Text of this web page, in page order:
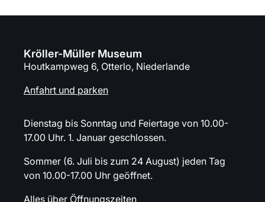
Kröller-Müller Museum
Houtkampweg 6, Otterlo, Niederlande
Anfahrt und parken
Dienstag bis Sonntag und Feiertage von 10.00-
17.00 Uhr. 1. Januar geschlossen.
Sommer (6. Juli bis zum 24 August) jeden Tag
von 10.00-17.00 Uhr geöffnet.
Alles über Öffnungszeiten